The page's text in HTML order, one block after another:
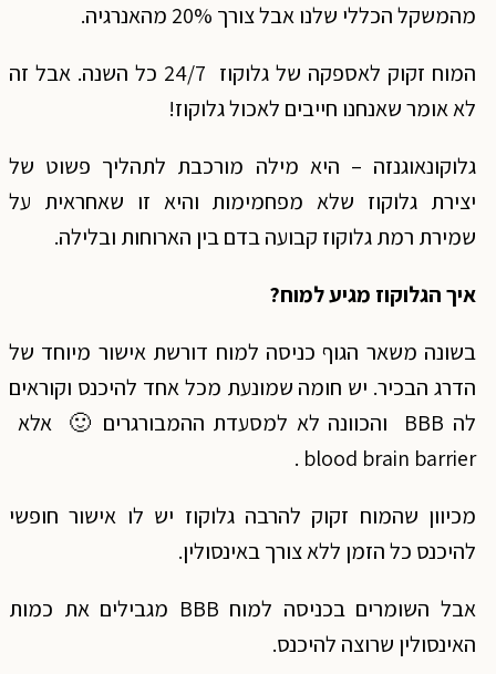
מהמשקל הכללי שלנו אבל צורך 20% מהאנרגיה.
המוח זקוק לאספקה של גלוקוז 24/7 כל השנה. אבל זה
לא אומר שאנחנו חייבים לאכול גלוקוז!
גלוקונאוגנזה – היא מילה מורכבת לתהליך פשוט של
יצירת גלוקוז שלא מפחמימות והיא זו שאחראית על
שמירת רמת גלוקוז קבועה בדם בין הארוחות ובלילה.
איך הגלוקוז מגיע למוח?
בשונה משאר הגוף כניסה למוח דורשת אישור מיוחד של
הדרג הבכיר. יש חומה שמונעת מכל אחד להיכנס וקוראים
לה BBB והכוונה לא למסעדת ההמבורגרים 🙂 אלא
blood brain barrier .
מכיוון שהמוח זקוק להרבה גלוקוז יש לו אישור חופשי
להיכנס כל הזמן ללא צורך באינסולין.
אבל השומרים בכניסה למוח BBB מגבילים את כמות
האינסולין שרוצה להיכנס.